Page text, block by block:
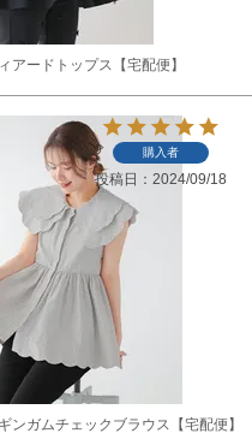
アードトップス【宅配便】
ンガムチェックブラウス【宅配便】
購入者
投稿日 2024/09/18